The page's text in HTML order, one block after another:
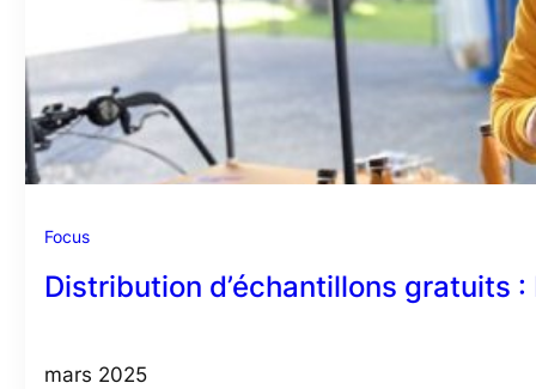
Focus
Distribution d’échantillons gratuits
mars 2025